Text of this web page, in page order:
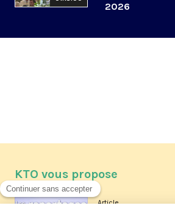
2026
KTO vous propose
Article